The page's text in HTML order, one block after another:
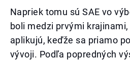
Napriek tomu sú SAE vo
boli medzi prvými
aplikujú, keďže sa priamo
vývoji. Podľa popredných